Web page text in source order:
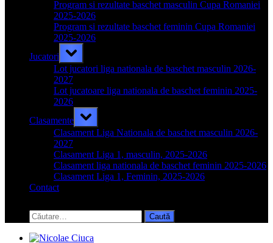
menu
Program si rezultate baschet masculin Cupa Romaniei
2025-2026
Program si rezultate baschet feminin Cupa Romaniei
2025-2026
Jucatori
Toggle
sub-
menu
Lot jucatori liga nationala de baschet masculin 2026-
2027
Lot jucatoare liga nationala de baschet feminin 2025-
2026
Clasamente
Toggle
sub-
menu
Clasament Liga Nationala de baschet masculin 2026-
2027
Clasament Liga 1, masculin, 2025-2026
Clasament liga nationala de baschet feminin 2025-2026
Clasament Liga 1, Feminin, 2025-2026
Contact
search
form
Caută
după: